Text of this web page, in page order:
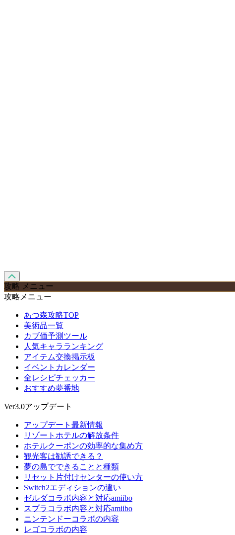
攻略 メニュー
攻略メニュー
あつ森攻略TOP
美術品一覧
カブ価予測ツール
人気キャラランキング
アイテム交換掲示板
イベントカレンダー
全レシピチェッカー
おすすめ夢番地
Ver3.0アップデート
アップデート最新情報
リゾートホテルの解放条件
ホテルクーポンの効率的な集め方
観光客は勧誘できる？
夢の島でできることと種類
リセット片付けセンターの使い方
Switch2エディションの違い
ゼルダコラボ内容と対応amiibo
スプラコラボ内容と対応amiibo
ニンテンドーコラボの内容
レゴコラボの内容